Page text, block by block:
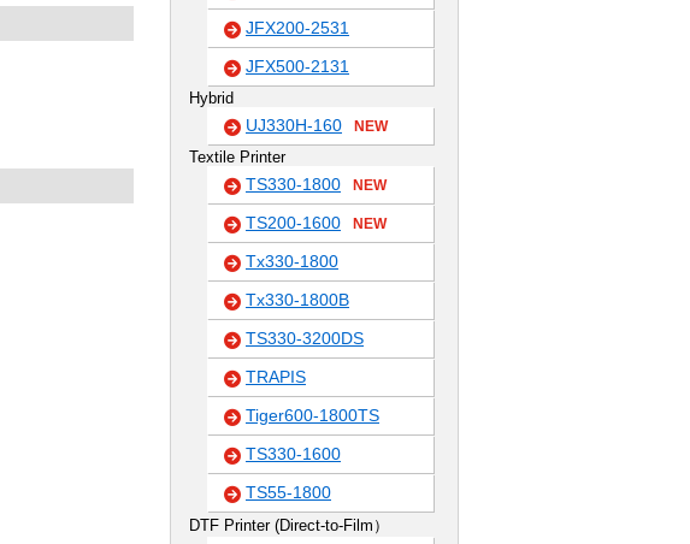
JFX200-2531
JFX500-2131
Hybrid
UJ330H-160 NEW
Textile Printer
TS330-1800 NEW
TS200-1600 NEW
Tx330-1800
Tx330-1800B
TS330-3200DS
TRAPIS
Tiger600-1800TS
TS330-1600
TS55-1800
DTF Printer (Direct-to-Film）